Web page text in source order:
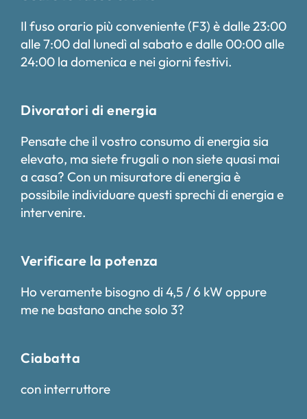
Il fuso orario più conveniente (F3) è dalle 23:00
alle 7:00 dal lunedì al sabato e dalle 00:00 alle
24:00 la domenica e nei giorni festivi.
Divoratori di energia
Pensate che il vostro consumo di energia sia
elevato, ma siete frugali o non siete quasi mai
a casa? Con un misuratore di energia è
possibile individuare questi sprechi di energia e
intervenire.
Verificare la potenza
Ho veramente bisogno di 4,5 / 6 kW oppure
me ne bastano anche solo 3?
Ciabatta
con interruttore